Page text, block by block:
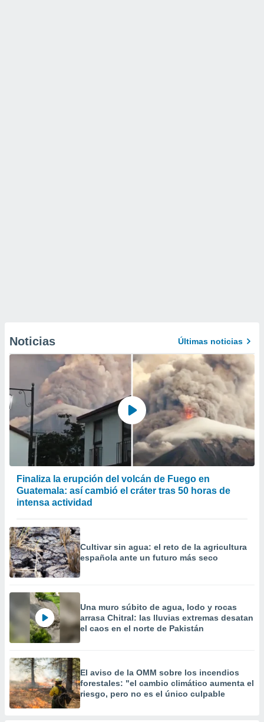
Noticias Últimas noticias
Finaliza la erupción del volcán de Fuego en
Guatemala: así cambió el cráter tras 50 horas de
intensa actividad
Cultivar sin agua: el reto de la agricultura
española ante un futuro más seco
Una muro súbito de agua, lodo y rocas
arrasa Chitral: las lluvias extremas desatan
el caos en el norte de Pakistán
El aviso de la OMM sobre los incendios
forestales: "el cambio climático aumenta el
riesgo, pero no es el único culpable